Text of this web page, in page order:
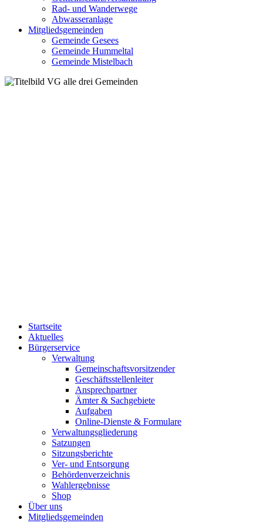
Rad- und Wanderwege
Abwasseranlage
Mitgliedsgemeinden
Gemeinde Gesees
Gemeinde Hummeltal
Gemeinde Mistelbach
Startseite
Aktuelles
Bürgerservice
Verwaltung
Gemeinschaftsvorsitzender
Geschäftsstellenleiter
Ansprechpartner
Ämter & Sachgebiete
Aufgaben
Online-Dienste & Formulare
Verwaltungsgliederung
Satzungen
Sitzungsberichte
Ver- und Entsorgung
Behördenverzeichnis
Wahlergebnisse
Shop
Über uns
Mitgliedsgemeinden